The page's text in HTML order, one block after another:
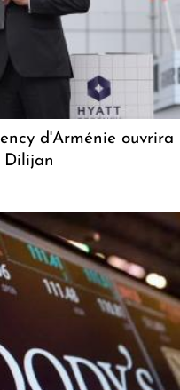
d'Arménie ouvrira
Dilijan